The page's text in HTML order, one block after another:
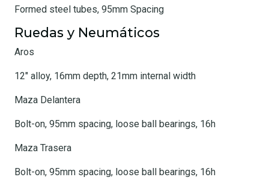
Formed steel tubes, 95mm Spacing
Ruedas y Neumáticos
Aros
12" alloy, 16mm depth, 21mm internal width
Maza Delantera
Bolt-on, 95mm spacing, loose ball bearings, 16h
Maza Trasera
Bolt-on, 95mm spacing, loose ball bearings, 16h